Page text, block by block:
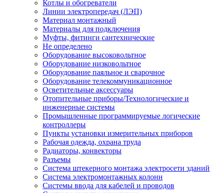
Котлы и обогреватели
Линии электропередач (ЛЭП)
Материал монтажный
Материалы для подключения
Муфты, фитинги сантехнические
Не определено
Оборудование высоковольтное
Оборудование низковольтное
Оборудование паяльное и сварочное
Оборудование телекоммуникационное
Осветительные аксессуары
Отопительные приборы/Технологические и
инженерные системы
Промышленные программируемые логические
контроллеры
Пункты установки измерительных приборов
Рабочая одежда, охрана труда
Радиаторы, конвекторы
Разъемы
Система штекерного монтажа электросети зданий
Система электромонтажных колонн
Системы ввода для кабелей и проводов